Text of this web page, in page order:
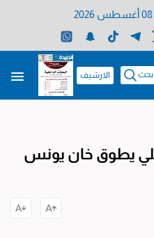
بحث الارشيف
يطوق خان يونس